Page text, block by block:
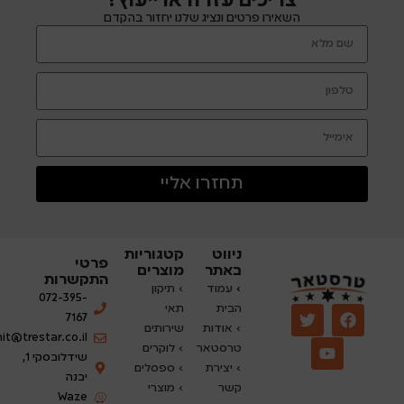
השאירו פרטים ונציג שלנו יחזור בהקדם
תחזרו אליי
ניווט
באתר
› עמוד
הבית
› אודות
טרסטאר
› יצירת
קשר
קטגוריות
מוצרים
› תיקון
תאי
שירותים
›לוקרים
› ספסלים
› מוצרי
פרטי
התקשרות
072-395-
7167
שידלובסקי 1,
יבנה
Waze